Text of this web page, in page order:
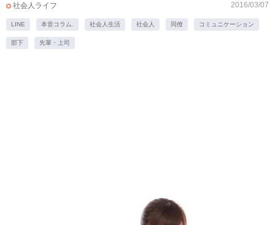
社会人ライフ 2016/03/07
LINE 本音コラム. 社会人生活 社会人 同僚 コミュニケーション
部下 先輩・上司